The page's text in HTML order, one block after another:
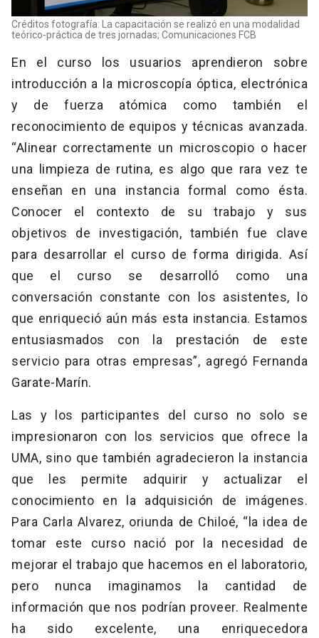
Créditos fotografía: La capacitación se realizó en una modalidad
teórico-práctica de tres jornadas; Comunicaciones FCB
En el curso los usuarios aprendieron sobre
introducción a la microscopía óptica, electrónica
y de fuerza atómica como también el
reconocimiento de equipos y técnicas avanzada.
“Alinear correctamente un microscopio o hacer
una limpieza de rutina, es algo que rara vez te
enseñan en una instancia formal como ésta.
Conocer el contexto de su trabajo y sus
objetivos de investigación, también fue clave
para desarrollar el curso de forma dirigida. Así
que el curso se desarrolló como una
conversación constante con los asistentes, lo
que enriqueció aún más esta instancia. Estamos
entusiasmados con la prestación de este
servicio para otras empresas”, agregó Fernanda
Garate-Marín.
Las y los participantes del curso no solo se
impresionaron con los servicios que ofrece la
UMA, sino que también agradecieron la instancia
que les permite adquirir y actualizar el
conocimiento en la adquisición de imágenes.
Para Carla Alvarez, oriunda de Chiloé, “la idea de
tomar este curso nació por la necesidad de
mejorar el trabajo que hacemos en el laboratorio,
pero nunca imaginamos la cantidad de
información que nos podrían proveer. Realmente
ha sido excelente, una enriquecedora